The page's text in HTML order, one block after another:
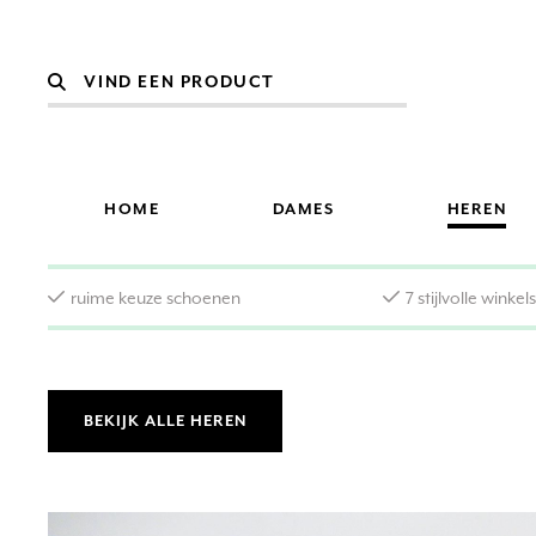
HOME DAMES HEREN
ruime keuze schoenen 7 stijlvolle winkels
BEKIJK ALLE HEREN